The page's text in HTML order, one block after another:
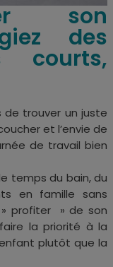
son
des
courts,
trouver un juste
et l’envie de
de travail bien
temps du bain, du
en famille sans
profiter » de son
la priorité à la
plutôt que la